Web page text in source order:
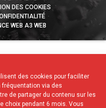
des cookies pour faciliter
via des
de partager du contenu sur les
choix pendant 6 mois. Vous
DES COOKIES
WEB A3 WEB